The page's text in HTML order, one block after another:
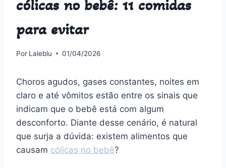
cólicas no bebê: 11 comidas
para evitar
Por Laleblu 01/04/2026
Choros agudos, gases constantes, noites em
claro e até vômitos estão entre os sinais que
indicam que o bebê está com algum
desconforto. Diante desse cenário, é natural
que surja a dúvida: existem alimentos que
causam cólicas no bebê?